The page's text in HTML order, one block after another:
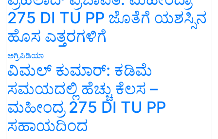
275 DI TU PP ಜೊತೆಗೆ ಯಶಸ್ಸಿನ
ಹೊಸ ಎತ್ತರಗಳಿಗೆ
ಅಗ್ರಿಪಿಡಿಯಾ
ವಿಮಲ್ ಕುಮಾರ್: ಕಡಿಮೆ
ಸಮಯದಲ್ಲಿ ಹೆಚ್ಚು ಕೆಲಸ –
ಮಹೀಂದ್ರ 275 DI TU PP
ಸಹಾಯದಿಂದ